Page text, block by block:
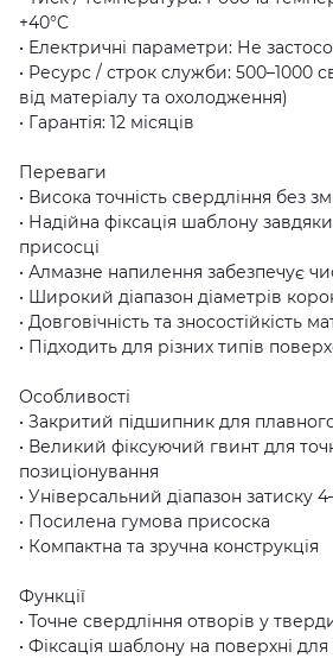
+40°C
• Електричні параметри: Не
• Ресурс / строк служби: 500–1000
від матеріалу та охолодження)
• Гарантія: 12 місяців
Переваги
• Висока точність свердління без
• Надійна фіксація шаблону
присосці
• Алмазне напилення забезпечує
• Широкий діапазон діаметрів
• Довговічність та зносостійкість
• Підходить для різних типів
Особливості
• Закритий підшипник для
• Великий фіксуючий гвинт для
позиціонування
• Універсальний діапазон затиску
• Посилена гумова присоска
• Компактна та зручна конструкція
Функції
• Точне свердління отворів у
• Фіксація шаблону на поверхні для